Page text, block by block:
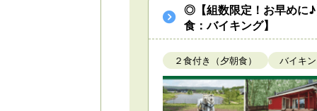
◎【組数限定！お早めに
食：バイキング】
２食付き（夕朝食） バイキ